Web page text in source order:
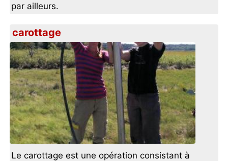
par ailleurs.
carottage
Le carottage est une opération consistant à